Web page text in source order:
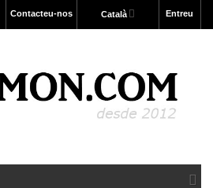
Entreu
Català
Contacteu-nos